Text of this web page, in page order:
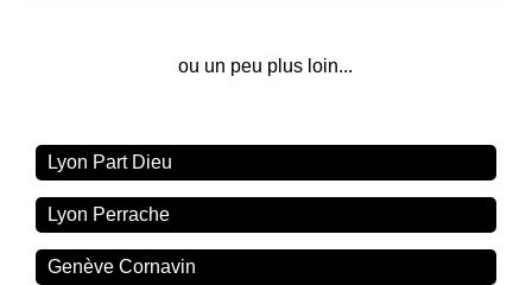
ou un peu plus loin...
Lyon Part Dieu
Lyon Perrache
Genève Cornavin